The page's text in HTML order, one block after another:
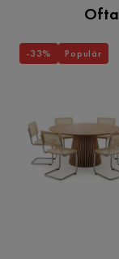
-33% Populär